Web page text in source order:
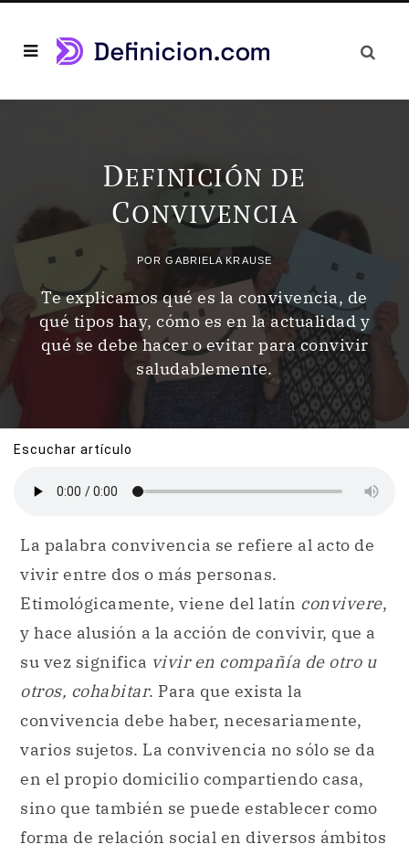
DEFINICIÓN DE
CONVIVENCIA
PORGABRIELA KRAUSE
Te explicamos qué es la convivencia, de
qué tipos hay, cómo es en la actualidad y
qué se debe hacer o evitar para convivir
saludablemente.
Escuchar artículo
La palabra convivencia se refiere al acto de
vivir entre dos o más personas.
Etimológicamente, viene del latín convivere,
y hace alusión a la acción de convivir, que a
su vez significa vivir en compañía de otro u
otros, cohabitar. Para que exista la
convivencia debe haber, necesariamente,
varios sujetos. La convivencia no sólo se da
en el propio domicilio compartiendo casa,
sino que también se puede establecer como
forma de relación social en diversos ámbitos